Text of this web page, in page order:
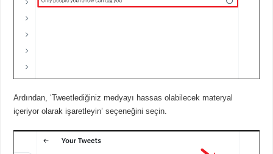
Ardından, ‘Tweetlediğiniz medyayı hassas olabilecek materyal
içeriyor olarak işaretleyin’ seçeneğini seçin.